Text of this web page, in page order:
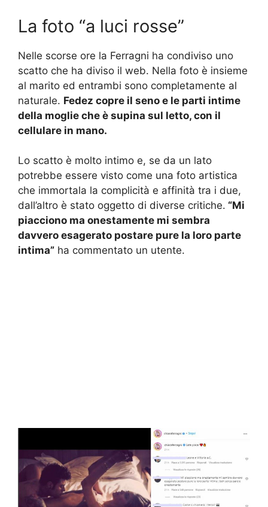
La foto “a luci rosse”
Nelle scorse ore la Ferragni ha condiviso uno
scatto che ha diviso il web. Nella foto è insieme
al marito ed entrambi sono completamente al
naturale. Fedez copre il seno e le parti intime
della moglie che è supina sul letto, con il
cellulare in mano.
Lo scatto è molto intimo e, se da un lato
potrebbe essere visto come una foto artistica
che immortala la complicità e affinità tra i due,
dall’altro è stato oggetto di diverse critiche. “Mi
piacciono ma onestamente mi sembra
davvero esagerato postare pure la loro parte
intima” ha commentato un utente.